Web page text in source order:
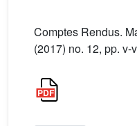
Comptes Rendus.
(2017) no. 12, pp. v-